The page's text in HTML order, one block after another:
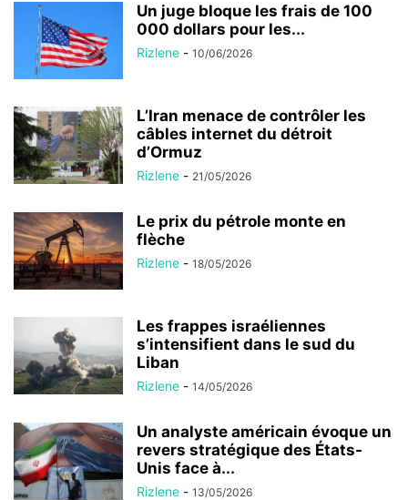
Un juge bloque les frais de 100
000 dollars pour les...
Rizlene - 10/06/2026
L’Iran menace de contrôler les
câbles internet du détroit
d’Ormuz
Rizlene - 21/05/2026
Le prix du pétrole monte en
flèche
Rizlene - 18/05/2026
Les frappes israéliennes
s’intensifient dans le sud du
Liban
Rizlene - 14/05/2026
Un analyste américain évoque un
revers stratégique des États-
Unis face à...
Rizlene - 13/05/2026